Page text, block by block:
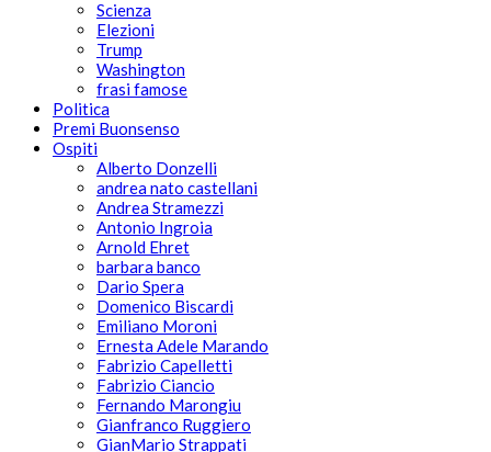
Scienza
Elezioni
Trump
Washington
frasi famose
Politica
Premi Buonsenso
Ospiti
Alberto Donzelli
andrea nato castellani
Andrea Stramezzi
Antonio Ingroia
Arnold Ehret
barbara banco
Dario Spera
Domenico Biscardi
Emiliano Moroni
Ernesta Adele Marando
Fabrizio Capelletti
Fabrizio Ciancio
Fernando Marongiu
Gianfranco Ruggiero
GianMario Strappati